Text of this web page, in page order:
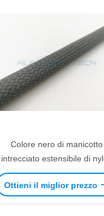
Colore nero di manicotto
intrecciato estensibile di
ad alta densità per
del cavo
Ottieni il miglior prezzo